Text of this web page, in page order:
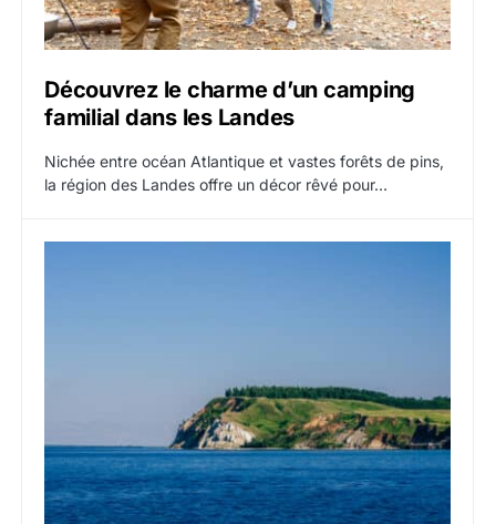
Découvrez le charme d’un camping
familial dans les Landes
Nichée entre océan Atlantique et vastes forêts de pins,
la région des Landes offre un décor rêvé pour…